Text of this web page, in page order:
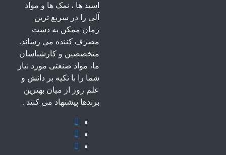
اسید ها ، نمک ها و مواد
آلی را در سریع ترین
زمان ممکن به دست
مصرف کننده می رساند.
متخصصین و کارشناسان
ما، مواد صنعتی مورد نیاز
شما را با تکیه بر دانش و
علم روز از میان بهترین
برندها پیشنهاد می کنند .